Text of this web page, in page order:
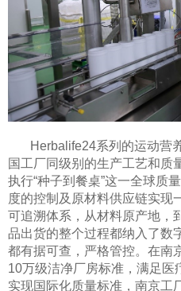
Herbalife24系列的运动营
国工厂同级别的生产工艺和质
执行“种子到餐桌”这一全球质
度的控制及原材料供应链实现
可追溯体系，从材料原产地，
品出货的整个过程都纳入了数
都有据可查，严格管控。在南
10万级洁净厂房标准，满足医
实现国际化质量标准，南京工